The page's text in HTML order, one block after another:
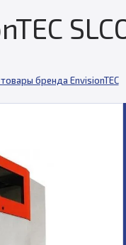
бренда EnvisionTEC